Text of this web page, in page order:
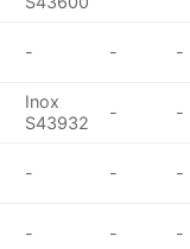
- - -
Inox
S43932
- -
- - -
- - -